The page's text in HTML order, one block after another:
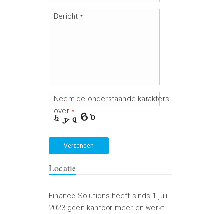
Bericht *
Neem de onderstaande karakters
over *
Verzenden
Locatie
Finance-Solutions heeft sinds 1 juli
2023 geen kantoor meer en werkt